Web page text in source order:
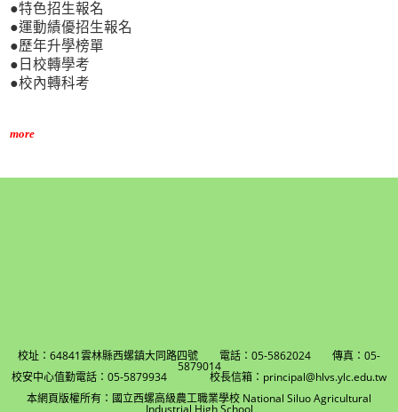
●特色招生報名
●運動績優招生報名
●歷年升學榜單
●日校轉學考
●校內轉科考
more
校址：64841雲林縣西螺鎮大同路四號 電話：05-5862024 傳真：05-
5879014
校安中心值勤電話：05-5879934 校長信箱：principal@hlvs.ylc.edu.tw
本網頁版權所有：國立西螺高級農工職業學校 National Siluo Agricultural
Industrial High School